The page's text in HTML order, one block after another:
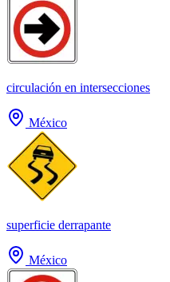
circulación en intersecciones
México
superficie derrapante
México